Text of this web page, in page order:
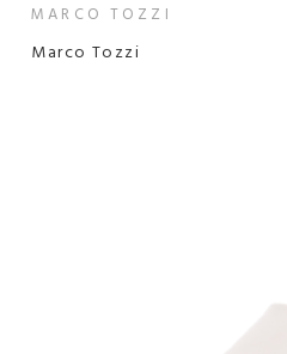
MARCO TOZZI
Marco Tozzi